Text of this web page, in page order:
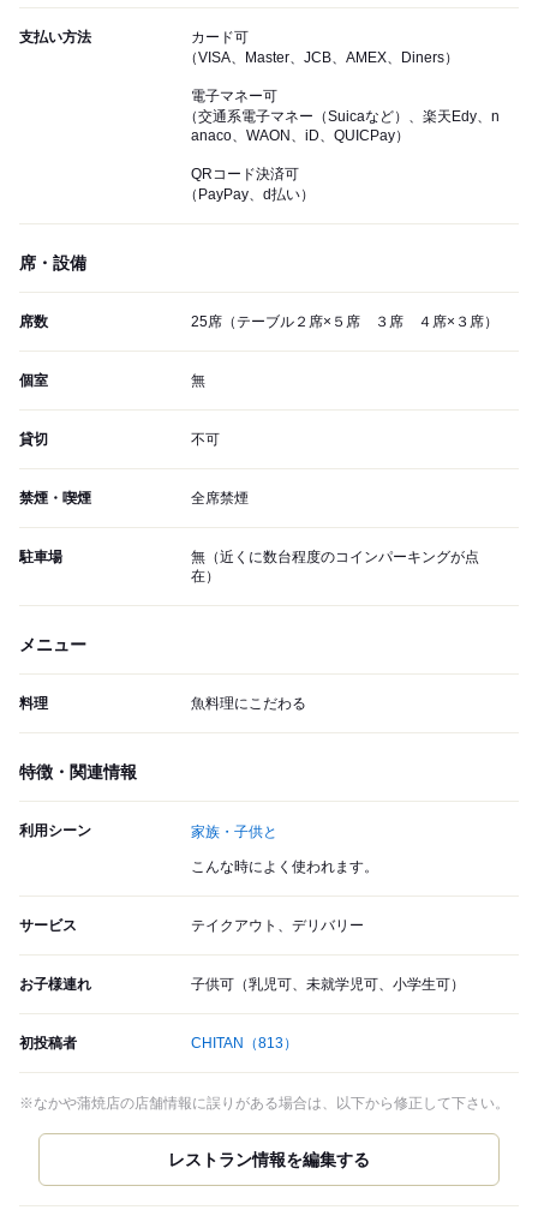
支払い方法
カード可
（VISA、Master、JCB、AMEX、Diners）
電子マネー可
（交通系電子マネー（Suicaなど）、楽天Edy、n
anaco、WAON、iD、QUICPay）
QRコード決済可
（PayPay、d払い）
席・設備
席数 25席（テーブル２席×５席 ３席 ４席×３席）
個室 無
貸切 不可
禁煙・喫煙 全席禁煙
駐車場
無（近くに数台程度のコインパーキングが点
在）
メニュー
料理 魚料理にこだわる
特徴・関連情報
利用シーン 家族・子供と
こんな時によく使われます。
サービス テイクアウト、デリバリー
お子様連れ 子供可（乳児可、未就学児可、小学生可）
初投稿者 CHITAN （813）
※なかや蒲焼店の店舗情報に誤りがある場合は、以下から修正して下さい。